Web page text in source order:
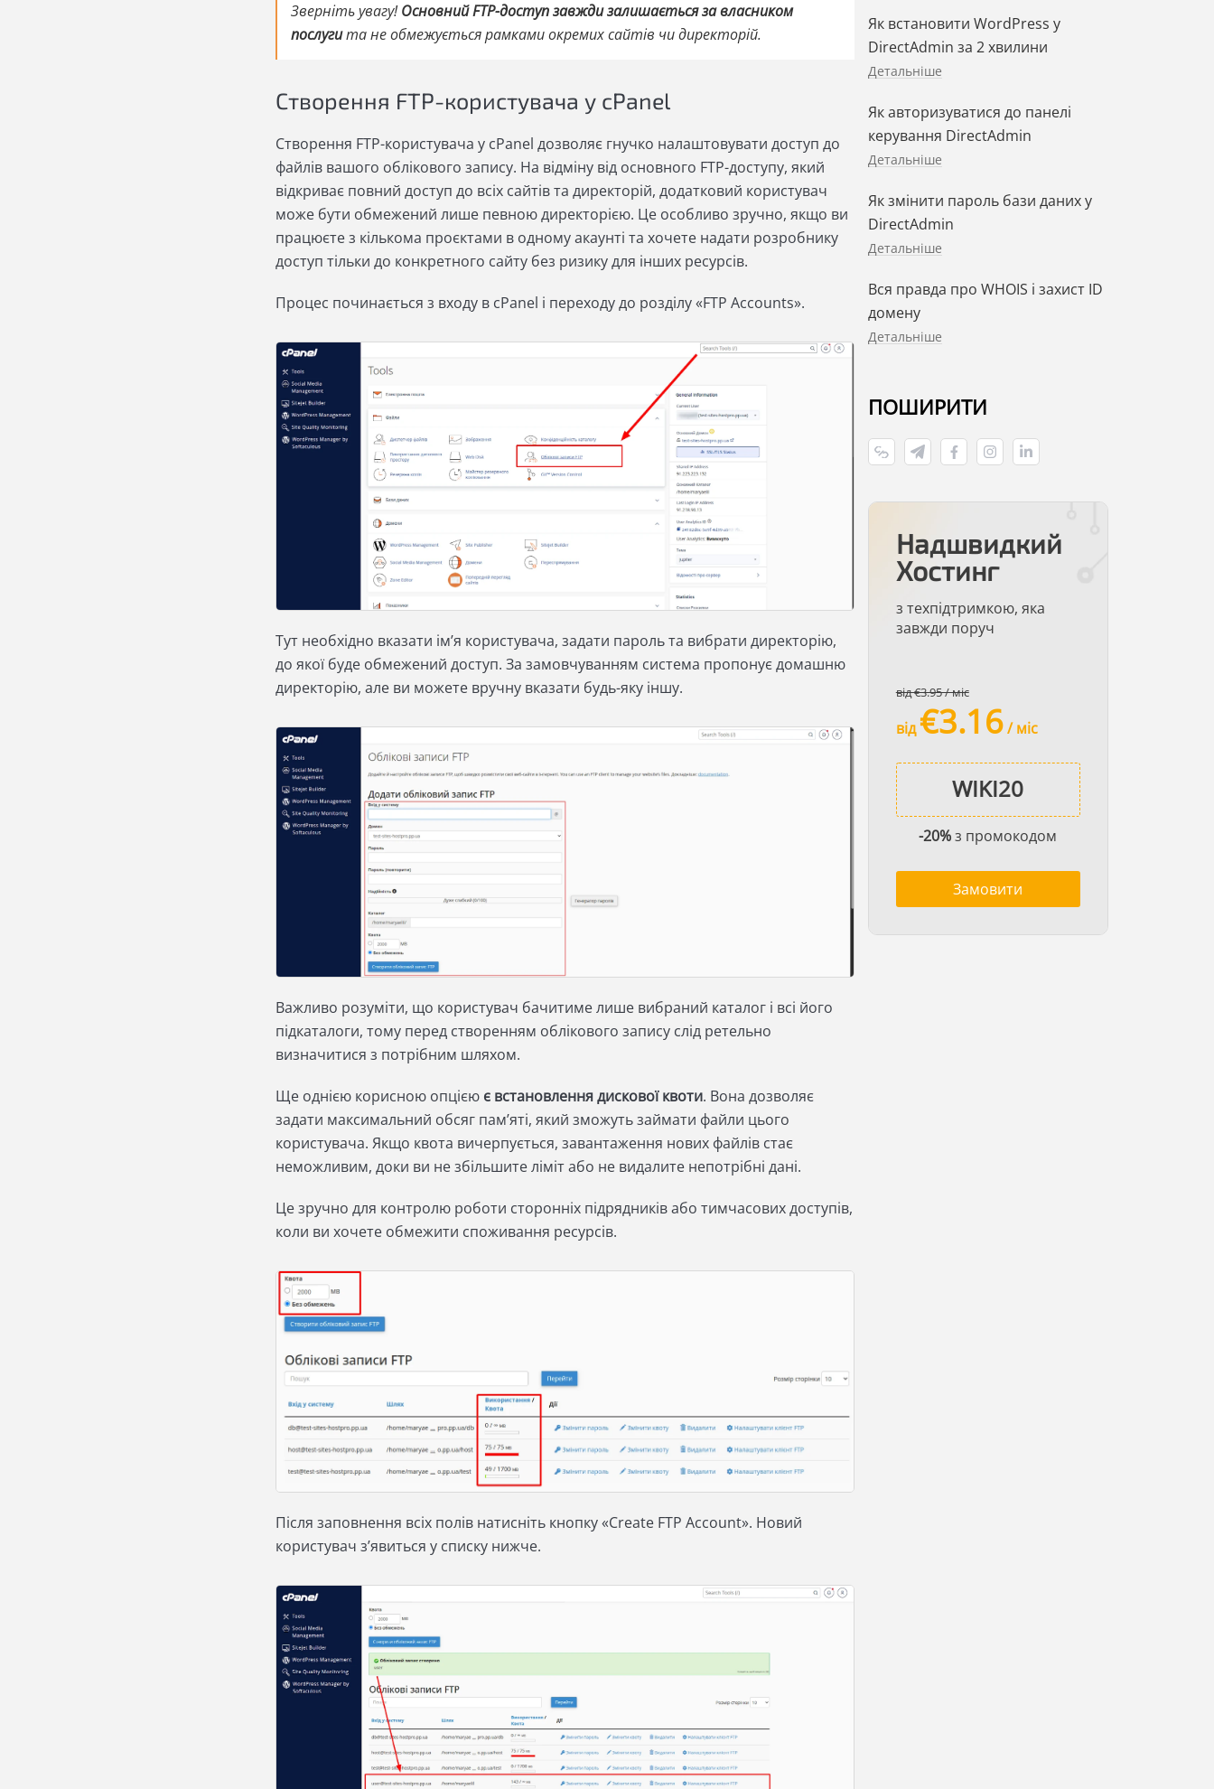
Зверніть увагу!Основний FTP-доступ завжди залишається за власником
послугита не обмежується рамками окремих сайтів чи директорій.
Створення FTP-користувача у cPanel
Створення FTP-користувача у cPanel дозволяє гнучко налаштовувати доступ до
файлів вашого облікового запису. На відміну від основного FTP-доступу, який
відкриває повний доступ до всіх сайтів та директорій, додатковий користувач
може бути обмежений лише певною директорією. Це особливо зручно, якщо ви
працюєте з кількома проєктами в одному акаунті та хочете надати розробнику
доступ тільки до конкретного сайту без ризику для інших ресурсів.
Процес починається з входу в cPanel і переходу до розділу «FTP Accounts».
Тут необхідно вказати ім’я користувача, задати пароль та вибрати директорію,
до якої буде обмежений доступ. За замовчуванням система пропонує домашню
директорію, але ви можете вручну вказати будь-яку іншу.
Важливо розуміти, що користувач бачитиме лише вибраний каталог і всі його
підкаталоги, тому перед створенням облікового запису слід ретельно
визначитися з потрібним шляхом.
Ще однією корисною опцією є встановлення дискової квоти. Вона дозволяє
задати максимальний обсяг пам’яті, який зможуть займати файли цього
користувача. Якщо квота вичерпується, завантаження нових файлів стає
неможливим, доки ви не збільшите ліміт або не видалите непотрібні дані.
Це зручно для контролю роботи сторонніх підрядників або тимчасових доступів,
коли ви хочете обмежити споживання ресурсів.
Після заповнення всіх полів натисніть кнопку «Create FTP Account». Новий
користувач з’явиться у списку нижче.
Як встановити WordPress у
DirectAdmin за 2 хвилини
Детальніше
Як авторизуватися до панелі
керування DirectAdmin
Детальніше
Як змінити пароль бази даних у
DirectAdmin
Детальніше
Вся правда про WHOIS і захист ID
домену
Детальніше
ПОШИРИТИ
Надшвидкий
Хостинг
з техпідтримкою, яка
завжди поруч
від €3.95 / міс
від€3.16/ міс
-20%з промокодом
Замовити